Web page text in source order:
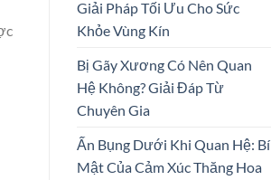
Giải Pháp Tối Ưu Cho Sức
Khỏe Vùng Kín
Bị Gãy Xương Có Nên Quan
Hệ Không? Giải Đáp Từ
Chuyên Gia
Ấn Bụng Dưới Khi Quan Hệ: Bí
Mật Của Cảm Xúc Thăng Hoa